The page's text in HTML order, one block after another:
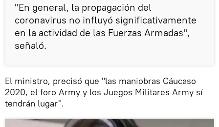
"En general, la propagación del
coronavirus no influyó significativamente
en la actividad de las Fuerzas Armadas",
señaló.
El ministro, precisó que "las maniobras Cáucaso
2020, el foro Army y los Juegos Militares Army sí
tendrán lugar".